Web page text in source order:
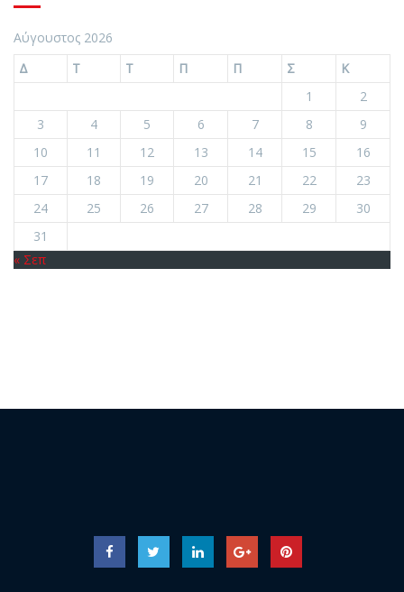
Αύγουστος 2026
Δ
Τ Τ Π Π Σ
Κ
1
2
3
4 5 6 7 8
9
10
11 12 13 14 15
16
17
18 19 20 21 22
23
24
25 26 27 28 29
30
31
« Σεπ